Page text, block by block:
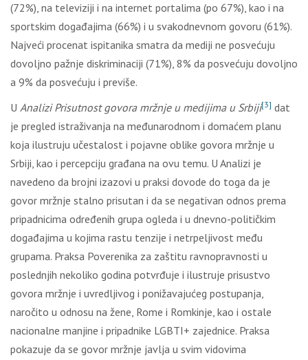
(72%), na televiziji i na internet portalima (po 67%), kao i na
sportskim događajima (66%) i u svakodnevnom govoru (61%).
Najveći procenat ispitanika smatra da mediji ne posvećuju
dovoljno pažnje diskriminaciji (71%), 8% da posvećuju dovoljno
a 9% da posvećuju i previše.
U Analizi Prisutnost govora mržnje u medijima u Srbiji[3] dat
je pregled istraživanja na međunarodnom i domaćem planu
koja ilustruju učestalost i pojavne oblike govora mržnje u
Srbiji, kao i percepciju građana na ovu temu. U Analizi je
navedeno da brojni izazovi u praksi dovode do toga da je
govor mržnje stalno prisutan i da se negativan odnos prema
pripadnicima određenih grupa ogleda i u dnevno-političkim
događajima u kojima rastu tenzije i netrpeljivost među
grupama. Praksa Poverenika za zaštitu ravnopravnosti u
poslednjih nekoliko godina potvrđuje i ilustruje prisustvo
govora mržnje i uvredljivog i ponižavajućeg postupanja,
naročito u odnosu na žene, Rome i Romkinje, kao i ostale
nacionalne manjine i pripadnike LGBTI+ zajednice. Praksa
pokazuje da se govor mržnje javlja u svim vidovima